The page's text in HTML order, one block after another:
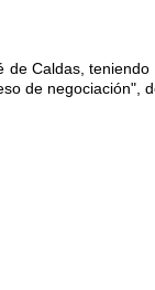
Caldas,
de